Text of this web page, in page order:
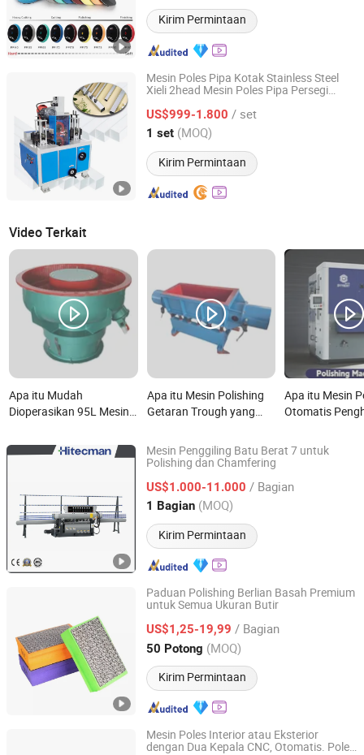
Kirim Permintaan
Mesin Poles Pipa Kotak Stainless Steel
Xieli 2head Mesin Poles Pipa Persegi
Aluminium
US$999-1.800 / set
1 set (MOQ)
Kirim Permintaan
Xingtai Xieli Machinery Manufacturing Co., Ltd.
Hebei, China Harga mulai 2024
Video Terkait
Apa itu Mudah
Dioperasikan 95L Mesin
Tipe Bulat Penghilang
Burr Bagian Elektronik
Apa itu Mesin Polishing
Getaran Trough yang
untuk Penghilangan Burr
Bagian Logam
Apa itu Mesin
Otomatis
Pengamplasan
Mesin Penggiling Batu Berat 7 untuk
Polishing dan Chamfering
US$1.000-11.000 / Bagian
1 Bagian (MOQ)
Kirim Permintaan
Foshan Puli Technologies Co., Ltd.
Guangdong, China Harga mulai 2020
Paduan Polishing Berlian Basah Premium
untuk Semua Ukuran Butir
US$1,25-19,99 / Bagian
50 Potong (MOQ)
Kirim Permintaan
Diaflex (Changxing) Tools Co., Ltd.
Zhejiang, China Harga mulai 2024
Mesin Poles Interior atau Eksterior
dengan Dua Kepala CNC, Otomatis. Poles